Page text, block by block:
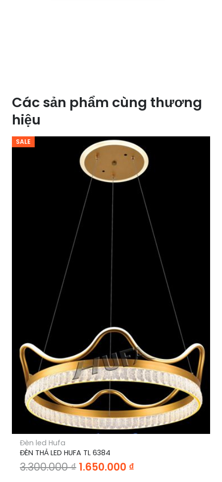
x
2
lượng
Các sản phẩm cùng thương
hiệu
SALE
Đèn led Hufa
ĐÈN THẢ LED HUFA TL 6384
3.300.000₫ Giá
1.650.000 ₫